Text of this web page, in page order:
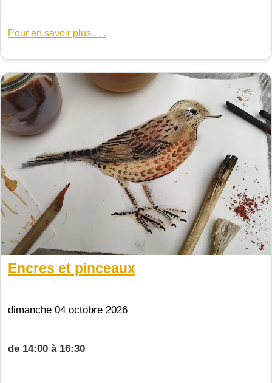
Pour en savoir plus . . .
dimanche 04 octobre 2026
Encres et pinceaux
de 14:00 à 16:30